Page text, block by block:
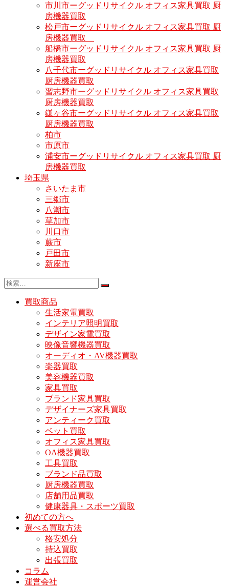
市川市ーグッドリサイクル オフィス家具買取 厨
房機器買取
松戸市ーグッドリサイクル オフィス家具買取 厨
房機器買取
船橋市ーグッドリサイクル オフィス家具買取 厨
房機器買取
八千代市ーグッドリサイクル オフィス家具買取
厨房機器買取
習志野市ーグッドリサイクル オフィス家具買取
厨房機器買取
鎌ヶ谷市ーグッドリサイクル オフィス家具買取
厨房機器買取
柏市
市原市
浦安市ーグッドリサイクル オフィス家具買取 厨
房機器買取
埼玉県
さいたま市
三郷市
八潮市
草加市
川口市
蕨市
戸田市
新座市
買取商品
生活家電買取
インテリア照明買取
デザイン家電買取
映像音響機器買取
オーディオ・AV機器買取
楽器買取
美容機器買取
家具買取
ブランド家具買取
デザイナーズ家具買取
アンティーク買取
ベット買取
オフィス家具買取
OA機器買取
工具買取
ブランド品買取
厨房機器買取
店舗用品買取
健康器具・スポーツ買取
初めての方へ
選べる買取方法
格安処分
持込買取
出張買取
コラム
運営会社